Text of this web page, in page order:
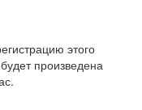
этого
произведена